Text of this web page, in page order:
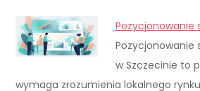
Pozycjonowanie
w Szczecinie to
wymaga zrozumienia lokalnego